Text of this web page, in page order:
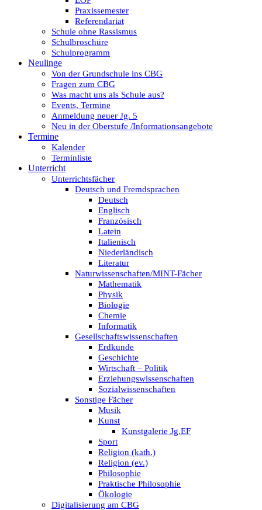
Praxissemester
Referendariat
Schule ohne Rassismus
Schulbroschüre
Schulprogramm
Neulinge
Von der Grundschule ins CBG
Fragen zum CBG
Was macht uns als Schule aus?
Events, Termine
Anmeldung neuer Jg. 5
Neu in der Oberstufe /Informationsangebote
Termine
Kalender
Terminliste
Unterricht
Unterrichtsfächer
Deutsch und Fremdsprachen
Deutsch
Englisch
Französisch
Latein
Italienisch
Niederländisch
Literatur
Naturwissenschaften/MINT-Fächer
Mathematik
Physik
Biologie
Chemie
Informatik
Gesellschaftswissenschaften
Erdkunde
Geschichte
Wirtschaft – Politik
Erziehungswissenschaften
Sozialwissenschaften
Sonstige Fächer
Musik
Kunst
Kunstgalerie Jg.EF
Sport
Religion (kath.)
Religion (ev.)
Philosophie
Praktische Philosophie
Ökologie
Digitalisierung am CBG